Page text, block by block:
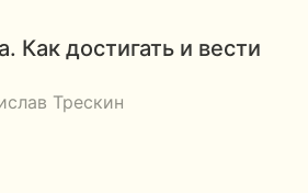
Как достигать и вести
Трескин